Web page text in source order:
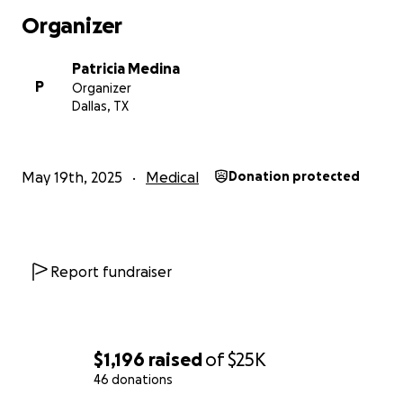
$1,196 raisedof$25K
46 donations
Organizer
P
Patricia Medina
Organizer
Dallas, TX
May 19th, 2025 Medical Donation protected
Report fundraiser